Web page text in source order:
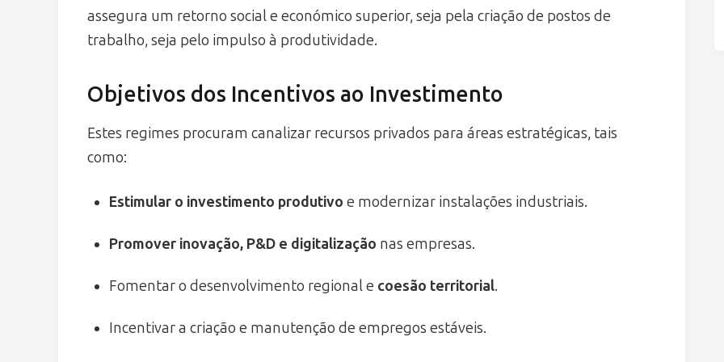
assegura um retorno social e económico superior, seja pela criação de postos de
trabalho, seja pelo impulso à produtividade.
Objetivos dos Incentivos ao Investimento
Estes regimes procuram canalizar recursos privados para áreas estratégicas, tais
como:
Estimular o investimento produtivo e modernizar instalações industriais.
Promover inovação, P&D e digitalização nas empresas.
Fomentar o desenvolvimento regional e coesão territorial.
Incentivar a criação e manutenção de empregos estáveis.